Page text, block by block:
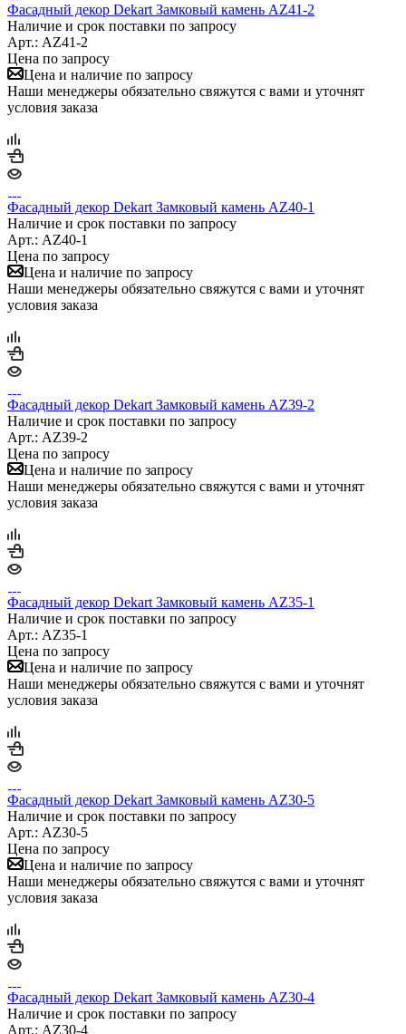
Фасадный декор Dekart Замковый камень AZ41-2
Наличие и срок поставки по запросу
Арт.: AZ41-2
Цена по запросу
Цена и наличие по запросу
Наши менеджеры обязательно свяжутся с вами и уточнят
условия заказа
Фасадный декор Dekart Замковый камень AZ40-1
Наличие и срок поставки по запросу
Арт.: AZ40-1
Цена по запросу
Цена и наличие по запросу
Наши менеджеры обязательно свяжутся с вами и уточнят
условия заказа
Фасадный декор Dekart Замковый камень AZ39-2
Наличие и срок поставки по запросу
Арт.: AZ39-2
Цена по запросу
Цена и наличие по запросу
Наши менеджеры обязательно свяжутся с вами и уточнят
условия заказа
Фасадный декор Dekart Замковый камень AZ35-1
Наличие и срок поставки по запросу
Арт.: AZ35-1
Цена по запросу
Цена и наличие по запросу
Наши менеджеры обязательно свяжутся с вами и уточнят
условия заказа
Фасадный декор Dekart Замковый камень AZ30-5
Наличие и срок поставки по запросу
Арт.: AZ30-5
Цена по запросу
Цена и наличие по запросу
Наши менеджеры обязательно свяжутся с вами и уточнят
условия заказа
Фасадный декор Dekart Замковый камень AZ30-4
Наличие и срок поставки по запросу
Арт.: AZ30-4